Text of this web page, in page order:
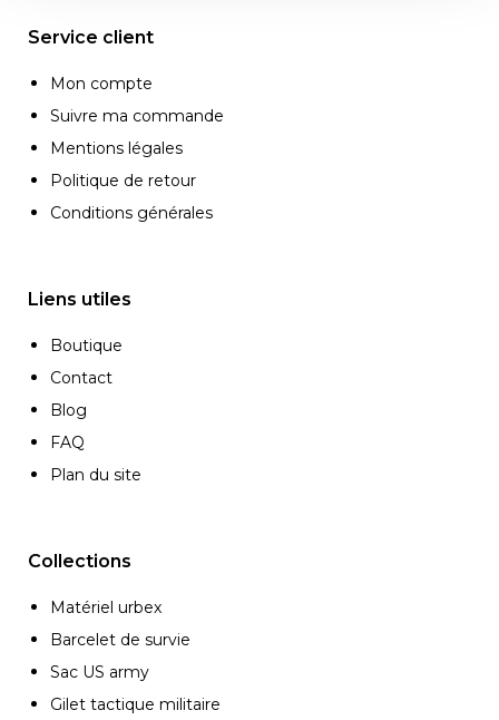
Service client
Mon compte
Suivre ma commande
Mentions légales
Politique de retour
Conditions générales
Liens utiles
Boutique
Contact
Blog
FAQ
Plan du site
Collections
Matériel urbex
Barcelet de survie
Sac US army
Gilet tactique militaire